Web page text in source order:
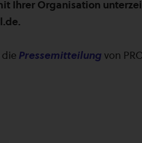
Ihrer Organisation
Pressemitteilung von